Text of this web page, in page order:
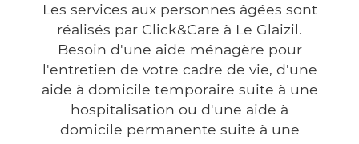
Les services aux personnes âgées sont
réalisés par Click&Care à Le Glaizil.
Besoin d'une aide ménagère pour
l'entretien de votre cadre de vie, d'une
aide à domicile temporaire suite à une
hospitalisation ou d'une aide à
domicile permanente suite à une